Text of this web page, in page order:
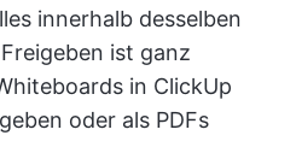
innerhalb desselben
ist ganz
in ClickUp
oder als PDFs